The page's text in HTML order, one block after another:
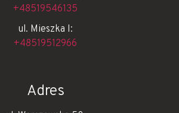
+48519546135
ul. Mieszka I:
+48519512966
Adres